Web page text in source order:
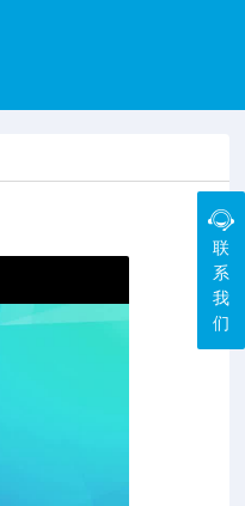
联
系
我
们